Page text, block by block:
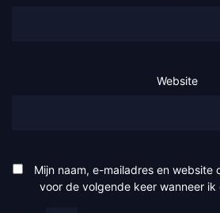
Website
Mijn naam, e-mailadres en website
voor de volgende keer wanneer ik